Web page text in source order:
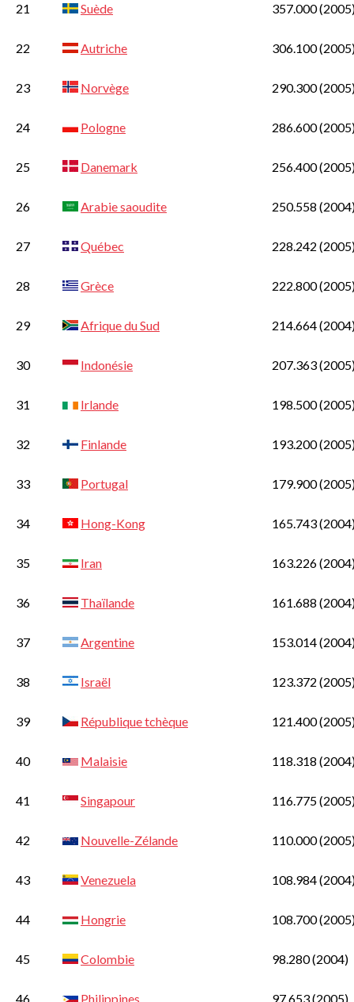
21 Suède 357.000
22 Autriche 306.100
23 Norvège 290.300
24 Pologne 286.600
25 Danemark 256.400
26 Arabie saoudite 250.558
27 Québec 228.242
28 Grèce 222.800
29 Afrique du Sud 214.664
30 Indonésie 207.363
31 Irlande 198.500
32 Finlande 193.200
33 Portugal 179.900
34 Hong-Kong 165.743
35 Iran 163.226
36 Thaïlande 161.688
37 Argentine 153.014
38 Israël 123.372
39 République tchèque 121.400
40 Malaisie 118.318
41 Singapour 116.775
42 Nouvelle-Zélande 110.000
43 Venezuela 108.984
44 Hongrie 108.700
45 Colombie 98.280(2004)
46 Philippines 97.653(2005)